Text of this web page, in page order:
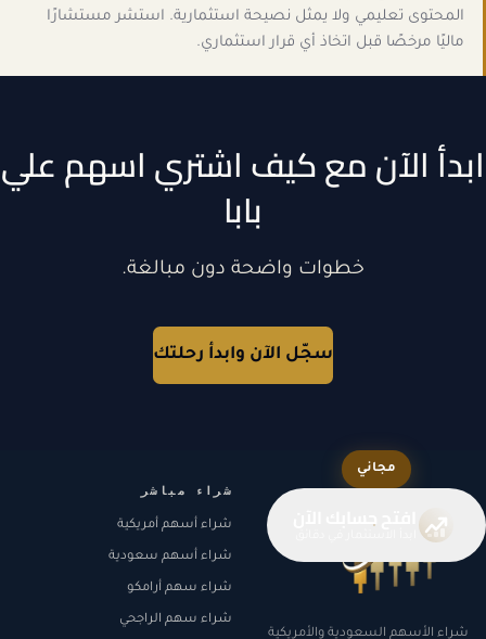
المحتوى تعليمي ولا يمثل نصيحة استثمارية. استشر مستشارًا
ماليًا مرخصًا قبل اتخاذ أي قرار استثماري.
ابدأ الآن مع كيف اشتري اسهم علي
بابا
خطوات واضحة دون مبالغة.
سجّل الآن وابدأ رحلتك
مجاني
افتح حسابك الآن
شراء الأسهم السعودية والأمريكية
شراء مباشر
شراء أسهم أمريكية
شراء أسهم سعودية
شراء سهم أرامكو
شراء سهم الراجحي